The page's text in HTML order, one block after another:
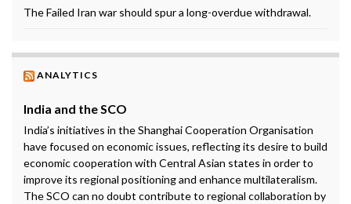
The Failed Iran war should spur a long-overdue withdrawal.
ANALYTICS
India and the SCO
India’s initiatives in the Shanghai Cooperation Organisation
have focused on economic issues, reflecting its desire to build
economic cooperation with Central Asian states in order to
improve its regional positioning and enhance multilateralism.
The SCO can no doubt contribute to regional collaboration by